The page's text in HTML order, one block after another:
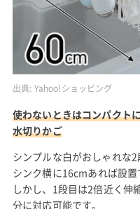
出典: Yahoo!ショッピング
使わないときはコンパクト
水切りかご
シンプルな白がおしゃれな2
シンク横に16cmあれば設置
しかし、1段目は2倍近く伸
分に対応可能です。